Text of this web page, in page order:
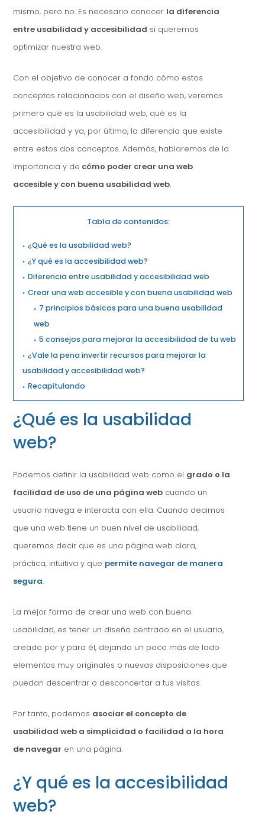
mismo, pero no. Es necesario conocer la diferencia
entre usabilidad y accesibilidad si queremos
optimizar nuestra web.
Con el objetivo de conocer a fondo cómo estos
conceptos relacionados con el diseño web, veremos
primero qué es la usabilidad web, qué es la
accesibilidad y ya, por último, la diferencia que existe
entre estos dos conceptos. Además, hablaremos de la
importancia y de cómo poder crear una web
accesible y con buena usabilidad web.
Tabla de contenidos:
¿Qué es la usabilidad web?
¿Y qué es la accesibilidad web?
Diferencia entre usabilidad y accesibilidad web
Crear una web accesible y con buena usabilidad web
7 principios básicos para una buena usabilidad
web
5 consejos para mejorar la accesibilidad de tu web
¿Vale la pena invertir recursos para mejorar la
usabilidad y accesibilidad web?
Recapitulando
¿Qué es la usabilidad
web?
Podemos definir la usabilidad web como el grado o la
facilidad de uso de una página web cuando un
usuario navega e interacta con ella. Cuando decimos
que una web tiene un buen nivel de usabilidad,
queremos decir que es una página web clara,
práctica, intuitiva y que permite navegar de manera
segura.
La mejor forma de crear una web con buena
usabilidad, es tener un diseño centrado en el usuario,
creado por y para él, dejando un poco más de lado
elementos muy originales o nuevas disposiciones que
puedan descentrar o desconcertar a tus visitas.
Por tanto, podemos asociar el concepto de
usabilidad web a simplicidad o facilidad a la hora
de navegar en una página.
¿Y qué es la accesibilidad
web?